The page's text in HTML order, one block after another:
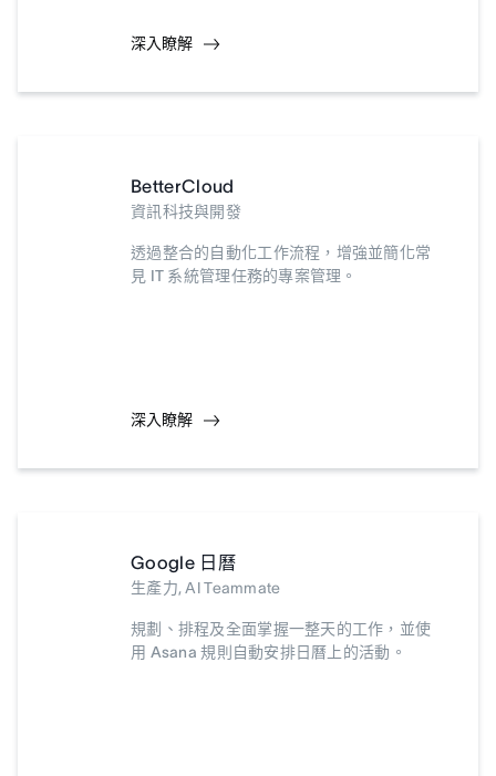
深入瞭解
BetterCloud
資訊科技與開發
透過整合的自動化工作流程，增強並簡化常
見 IT 系統管理任務的專案管理。
深入瞭解
Google 日曆
生產力, AI Teammate
規劃、排程及全面掌握一整天的工作，並使
用 Asana 規則自動安排日曆上的活動。